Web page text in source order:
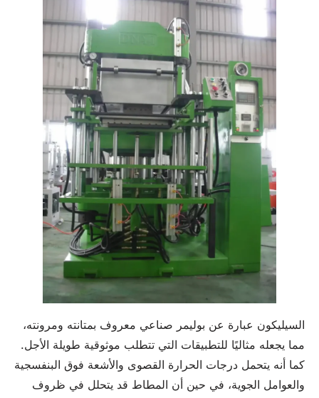
السيليكون عبارة عن بوليمر صناعي معروف بمتانته ومرونته،
مما يجعله مثاليًا للتطبيقات التي تتطلب موثوقية طويلة الأجل.
كما أنه يتحمل درجات الحرارة القصوى والأشعة فوق البنفسجية
والعوامل الجوية، في حين أن المطاط قد يتحلل في ظروف